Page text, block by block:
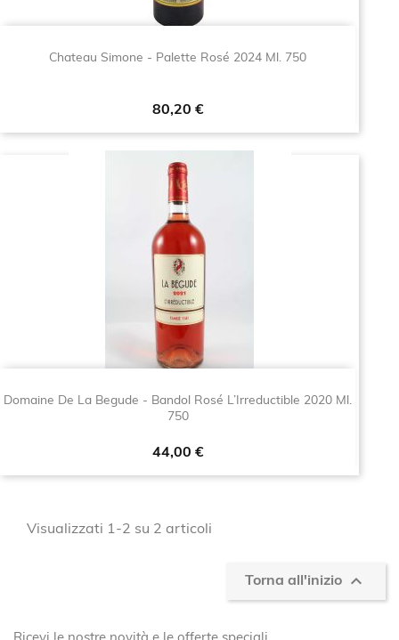
Chateau Simone - Palette Rosé 2024 Ml. 750
Prezzo
80,20 €
Domaine De La Begude - Bandol Rosé L’Irreductible 2020 Ml.
750
Prezzo
44,00 €
Visualizzati 1-2 su 2 articoli
Torna all'inizio 